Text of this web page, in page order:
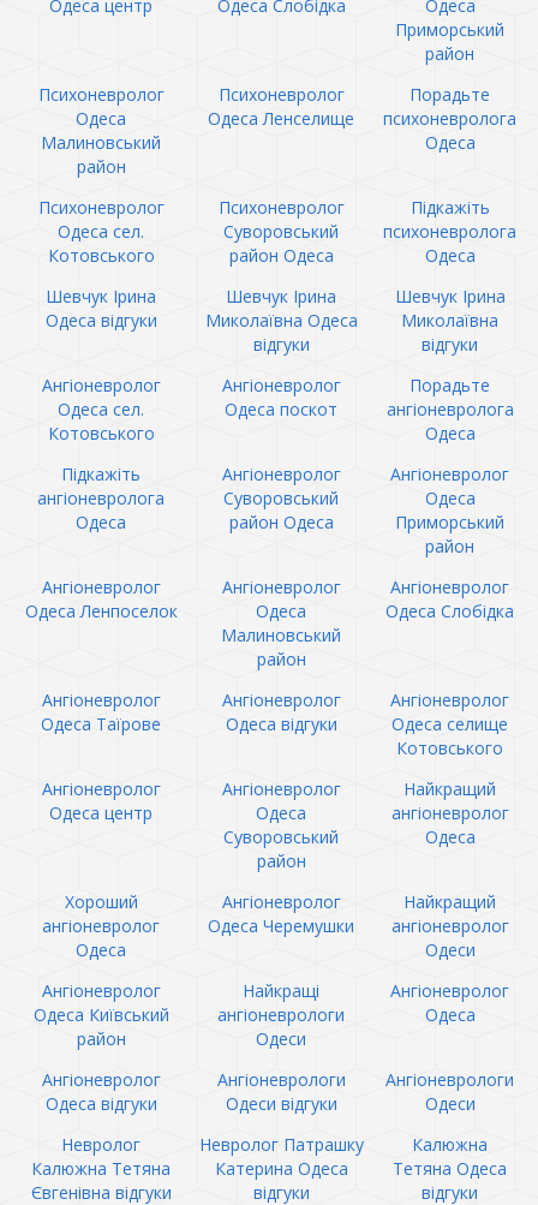
Одеса центр Одеса Слобідка
Одеса
Приморський
район
Психоневролог
Одеса
Малиновський
район
Психоневролог
Одеса Ленселище
Порадьте
психоневролога
Одеса
Психоневролог
Одеса сел.
Котовського
Психоневролог
Суворовський
район Одеса
Підкажіть
психоневролога
Одеса
Шевчук Ірина
Одеса відгуки
Шевчук Ірина
Миколаївна Одеса
відгуки
Шевчук Ірина
Миколаївна
відгуки
Ангіоневролог
Одеса сел.
Котовського
Ангіоневролог
Одеса поскот
Порадьте
ангіоневролога
Одеса
Підкажіть
ангіоневролога
Одеса
Ангіоневролог
Суворовський
район Одеса
Ангіоневролог
Одеса
Приморський
район
Ангіоневролог
Одеса Ленпоселок
Ангіоневролог
Одеса
Малиновський
район
Ангіоневролог
Одеса Слобідка
Ангіоневролог
Одеса Таїрове
Ангіоневролог
Одеса відгуки
Ангіоневролог
Одеса селище
Котовського
Ангіоневролог
Одеса центр
Ангіоневролог
Одеса
Суворовський
район
Найкращий
ангіоневролог
Одеса
Хороший
ангіоневролог
Одеса
Ангіоневролог
Одеса Черемушки
Найкращий
ангіоневролог
Одеси
Ангіоневролог
Одеса Київський
район
Найкращі
ангіоневрологи
Одеси
Ангіоневролог
Одеса
Ангіоневролог
Одеса відгуки
Ангіоневрологи
Одеси відгуки
Ангіоневрологи
Одеси
Невролог
Калюжна Тетяна
Євгенівна відгуки
Невролог Патрашку
Катерина Одеса
відгуки
Калюжна
Тетяна Одеса
відгуки